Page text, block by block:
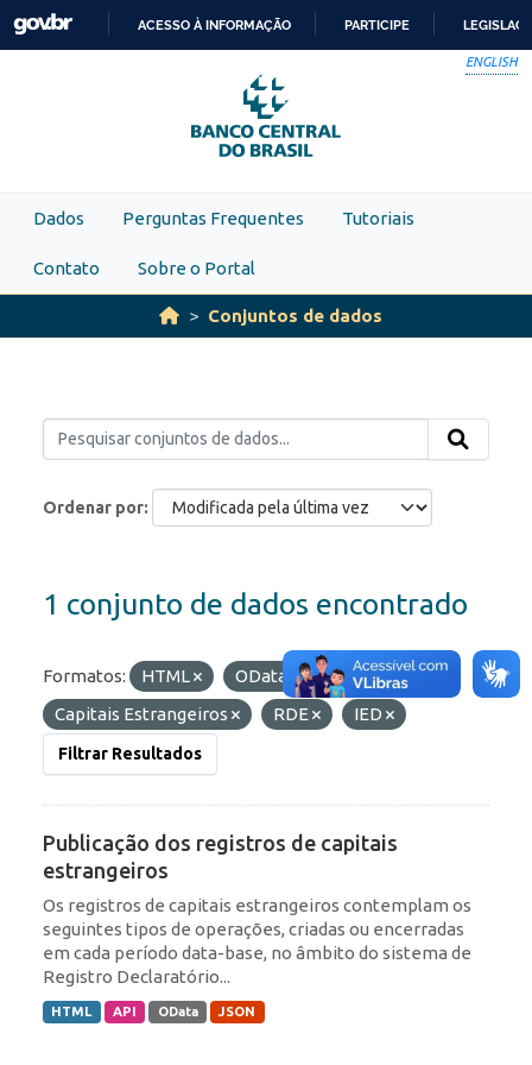
Skip to main content
PARA
O
CONTEÚDO
ACESSO À INFORMAÇÃO PARTICIPE
ENGLISH
Dados Perguntas Frequentes Tutoriais
Contato Sobre o Portal
Conjuntos de dados
Ordenar por
1 conjunto de dados encontrado
Formatos: HTML OData
Etiquetas:
Capitais Estrangeiros
RDE IED
Filtrar Resultados
Publicação dos registros de capitais
estrangeiros
Os registros de capitais estrangeiros contemplam os
seguintes tipos de operações, criadas ou encerradas
em cada período data-base, no âmbito do sistema de
Registro Declaratório...
HTML API OData JSON